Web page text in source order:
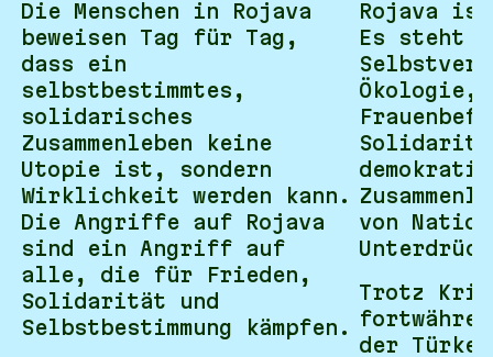
Die Menschen in Rojava
beweisen Tag für Tag,
dass ein
selbstbestimmtes,
solidarisches
Zusammenleben keine
Utopie ist, sondern
Wirklichkeit werden kann.
Die Angriffe auf Rojava
sind ein Angriff auf
alle, die für Frieden,
Solidarität und
Selbstbestimmung kämpfen.
Rojava
Es steht
Ökologie,
von
Trotz
der